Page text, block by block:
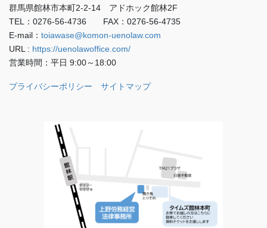
群馬県館林市本町2-2-14 アドホック館林2F
TEL：0276-56-4736 FAX：0276-56-4735
E-mail： toiawase@komon-uenolaw.com
URL : https://uenolawoffice.com/
営業時間：平日 9:00～18:00
プライバシーポリシー サイトマップ